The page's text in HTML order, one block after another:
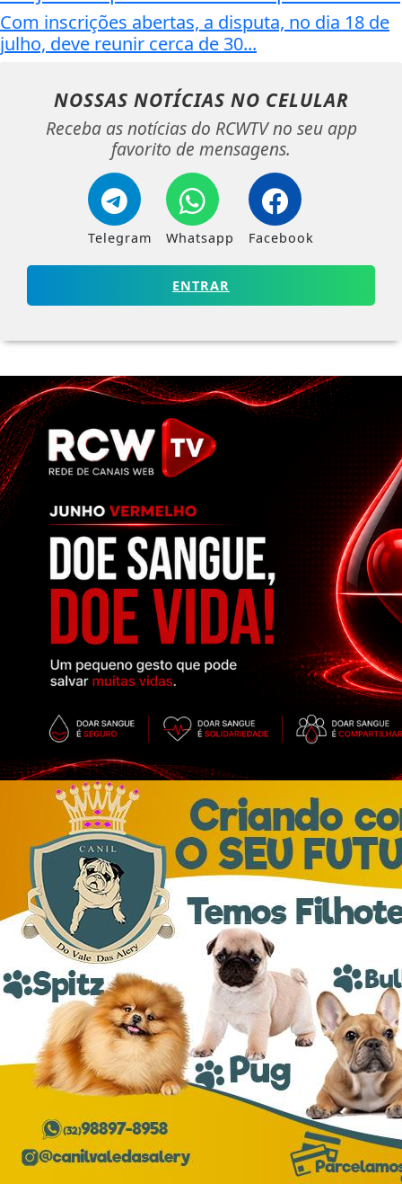
Com inscrições abertas, a disputa, no dia 18 de
julho, deve reunir cerca de 30...
NOSSAS NOTÍCIAS NO CELULAR
Receba as notícias do RCWTV no seu app
favorito de mensagens.
Telegram Whatsapp Facebook
ENTRAR